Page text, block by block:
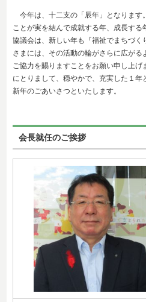
今年は、十二支の「辰年」となります
ことが実を結んで成就する年、成長す
協議会は、新しい年も『福祉でまちづく
さまには、その活動の輪がさらに広がる
ご協力を賜りますことをお願い申し上げ
にとりまして、穏やかで、充実した１年
新年のごあいさつといたします。
会長就任のご挨拶